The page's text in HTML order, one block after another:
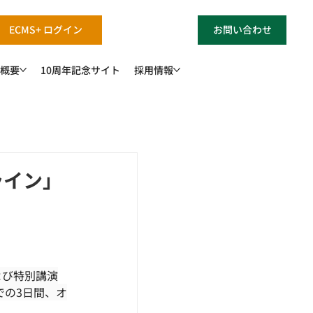
ECMS+ ログイン お問い合わせ
要 10周年記念サイト 採用情報
ン」
特別講演
の3日間、オ